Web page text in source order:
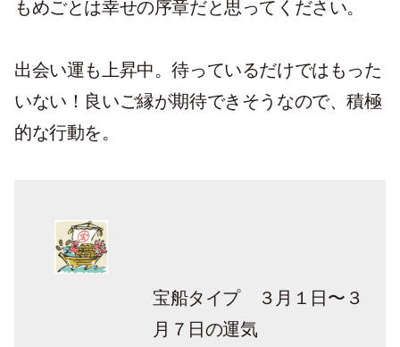
もめごとは幸せの序章だと思ってください。
出会い運も上昇中。待っているだけではもった
いない！良いご縁が期待できそうなので、積極
的な行動を。
宝船タイプ ３月１日〜３
月７日の運気